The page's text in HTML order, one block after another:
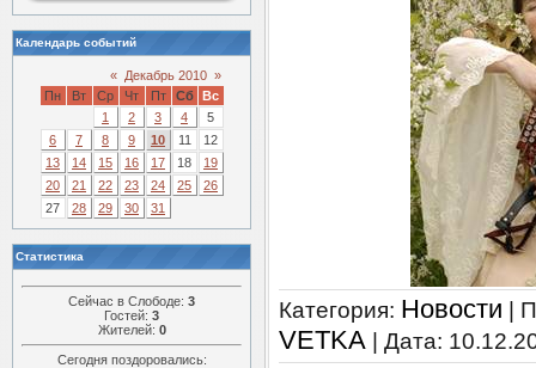
Календарь событий
« Декабрь 2010 »
Пн
Вт Ср Чт Пт Сб
Вс
1
2 3 4
5
6
7 8 9 10 11
12
13
14 15 16 17 18
19
20
21 22 23 24 25
26
27
28 29 30 31
Статистика
Сейчас в Слободе: 3
Гостей: 3
Жителей: 0
Сегодня поздоровались:
Категория: Новости |
VETKA | Дата: